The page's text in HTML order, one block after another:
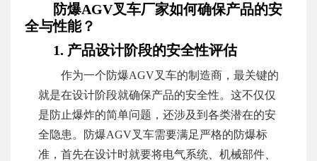
防爆AGV叉车厂家如何确保产品的安
全与性能？
1. 产品设计阶段的安全性评估
作为一个防爆AGV叉车的制造商，最关键的
就是在设计阶段就确保产品的安全性。这不仅仅
是防止爆炸的简单问题，还涉及到各类潜在的安
全隐患。防爆AGV叉车需要满足严格的防爆标
准，首先在设计时就要将电气系统、机械部件、